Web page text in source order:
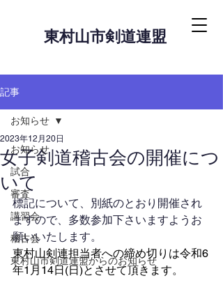
東村山市剣道連盟
記事
お知らせ
試合
審査
講習会
稽古会
東村山市剣道連盟からのお知らせ
お知らせ
女子剣道稽古会の開催につ
いて
2023年12月20日
標記について、別紙のとおり開催され
ますので、多数参加下さいますようお
願いいたします。
東村山剣連担当者への締め切りは令和6
年1月14日(日)とさせて頂きます。